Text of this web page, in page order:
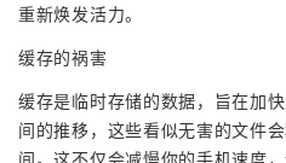
重新焕发活力。
缓存的祸害
缓存是临时存储的数据，旨在加
间的推移，这些看似无害的文件